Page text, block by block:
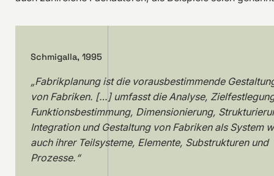
Schmigalla, 1995
„Fabrikplanung ist die vorausbestimmende
von Fabriken. […] umfasst die Analyse,
Funktionsbestimmung, Dimensionierung,
Integration und Gestaltung von Fabriken als System
auch ihrer Teilsysteme, Elemente, Substrukturen und
Prozesse.“